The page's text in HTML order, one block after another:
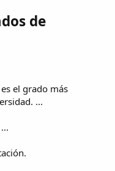
de
el grado más
...